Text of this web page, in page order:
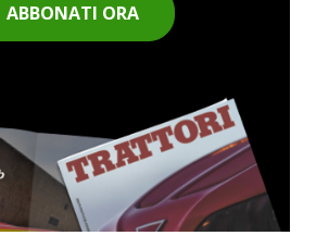
ABBONATI ORA